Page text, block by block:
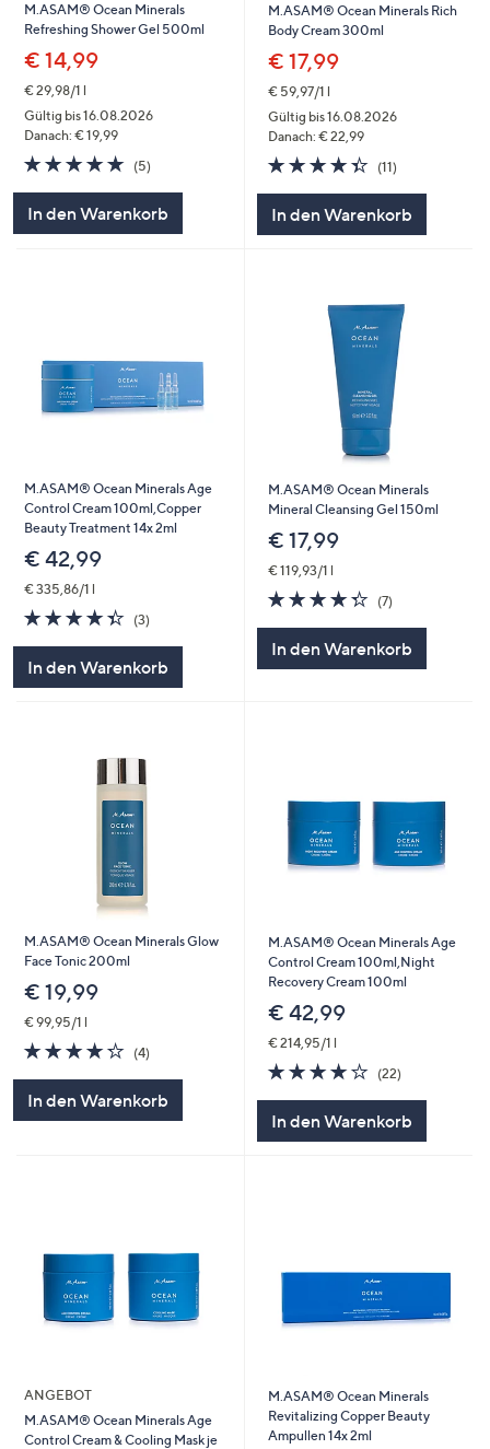
M.ASAM® Ocean Minerals
Refreshing Shower Gel 500ml
€ 14,99
€ 29,98/1 l
Gültig bis 16.08.2026
Danach: € 19,99
4.8
von
(5)5
In den Warenkorb
M.ASAM® Ocean Minerals Rich
Body Cream 300ml
€ 17,99
€ 59,97/1 l
Gültig bis 16.08.2026
Danach: € 22,99
4.4
von
(11)11
In den Warenkorb
M.ASAM® Ocean Minerals Age
Control Cream 100ml,Copper
Beauty Treatment 14x 2ml
€ 42,99
€ 335,86/1 l
4.3
von
(3)3
In den Warenkorb
M.ASAM® Ocean Minerals
Mineral Cleansing Gel 150ml
€ 17,99
€ 119,93/1 l
4.3
von
(7)7
In den Warenkorb
M.ASAM® Ocean Minerals Glow
Face Tonic 200ml
€ 19,99
€ 99,95/1 l
4.2
von
(4)4
In den Warenkorb
M.ASAM® Ocean Minerals Age
Control Cream 100ml,Night
Recovery Cream 100ml
€ 42,99
€ 214,95/1 l
4.2
von
(22)22
In den Warenkorb
ANGEBOT
M.ASAM® Ocean Minerals Age
Control Cream & Cooling Mask je
M.ASAM® Ocean Minerals
Revitalizing Copper Beauty
Ampullen 14x 2ml